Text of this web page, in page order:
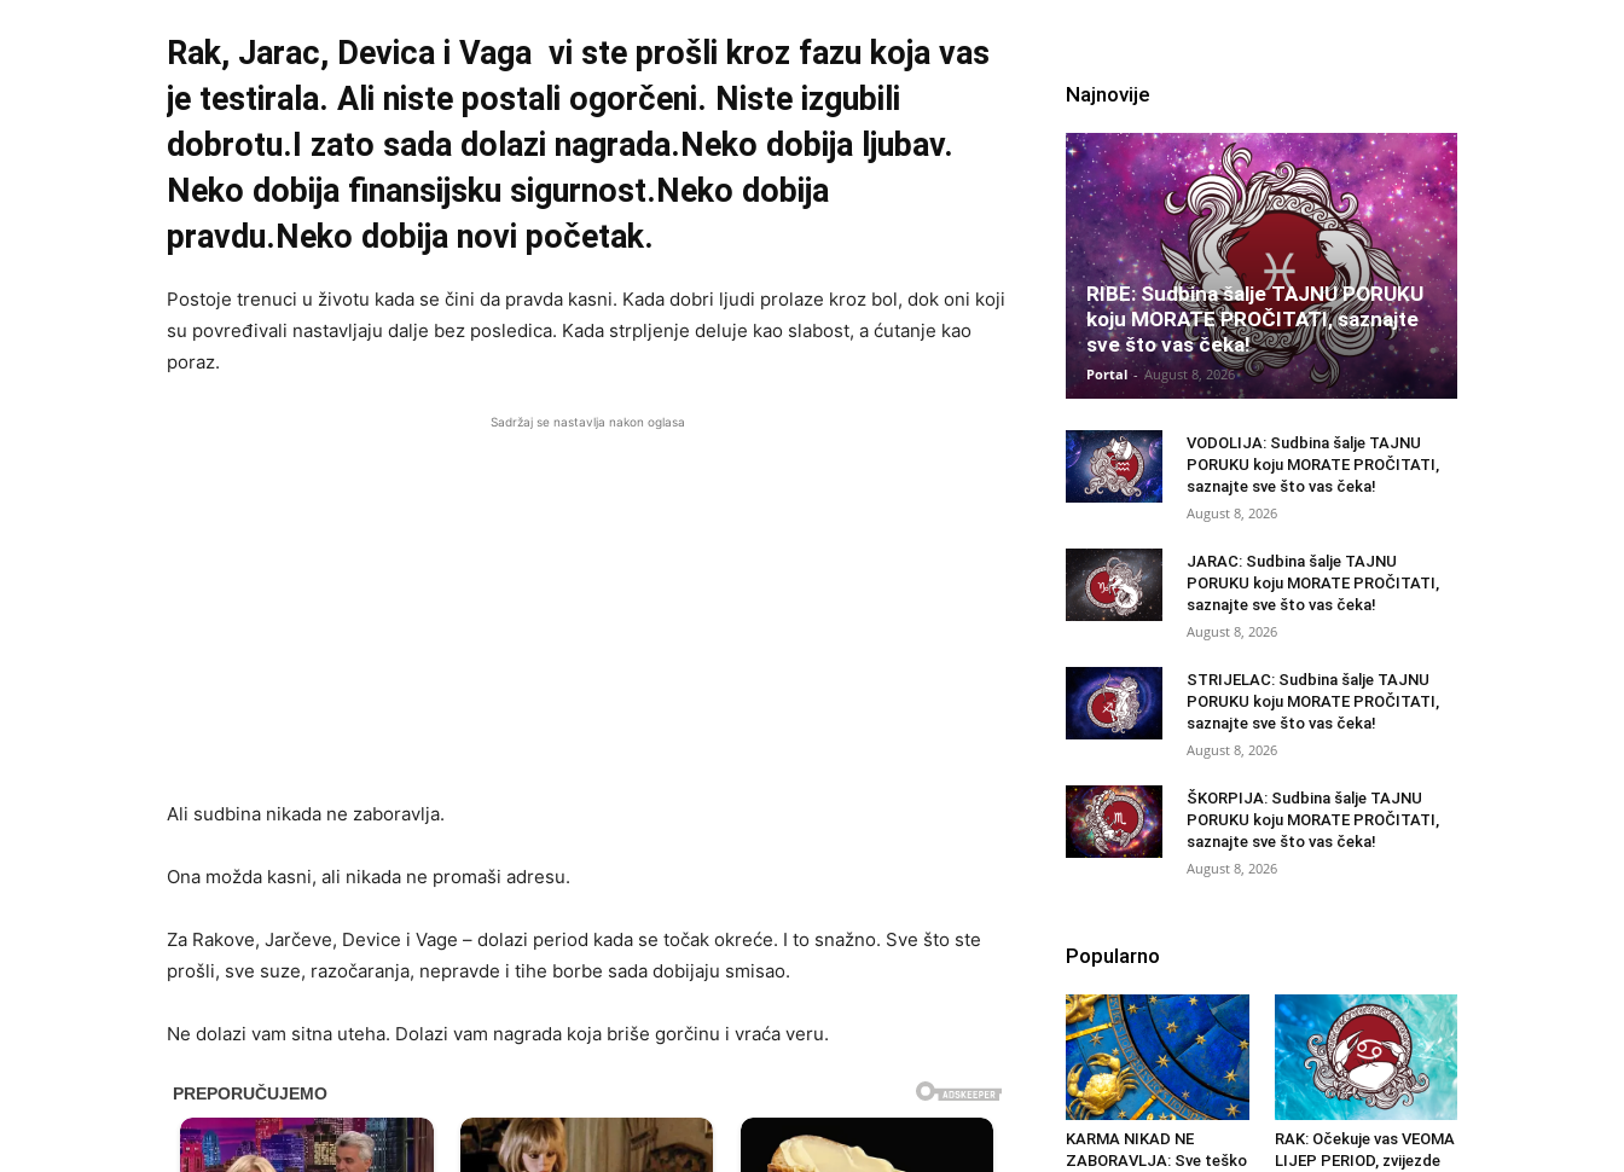
Rak, Jarac, Devica i Vaga vi ste prošli kroz fazu koja vas
je testirala. Ali niste postali ogorčeni. Niste izgubili
dobrotu.I zato sada dolazi nagrada.Neko dobija ljubav.
Neko dobija finansijsku sigurnost.Neko dobija
pravdu.Neko dobija novi početak.
Postoje trenuci u životu kada se čini da pravda kasni. Kada dobri ljudi prolaze kroz bol, dok oni koji
su povređivali nastavljaju dalje bez posledica. Kada strpljenje deluje kao slabost, a ćutanje kao
poraz.
Sadržaj se nastavlja nakon oglasa
Ali sudbina nikada ne zaboravlja.
Ona možda kasni, ali nikada ne promaši adresu.
Za Rakove, Jarčeve, Device i Vage – dolazi period kada se točak okreće. I to snažno. Sve što ste
prošli, sve suze, razočaranja, nepravde i tihe borbe sada dobijaju smisao.
Ne dolazi vam sitna uteha. Dolazi vam nagrada koja briše gorčinu i vraća veru.
Najnovije
RIBE: Sudbina šalje TAJNU PORUKU
koju MORATE PROČITATI, saznajte
sve što vas čeka!
Portal - August 8, 2026
VODOLIJA: Sudbina šalje TAJNU
PORUKU koju MORATE PROČITATI,
saznajte sve što vas čeka!
August 8, 2026
JARAC: Sudbina šalje TAJNU
PORUKU koju MORATE PROČITATI,
saznajte sve što vas čeka!
August 8, 2026
STRIJELAC: Sudbina šalje TAJNU
PORUKU koju MORATE PROČITATI,
saznajte sve što vas čeka!
August 8, 2026
ŠKORPIJA: Sudbina šalje TAJNU
PORUKU koju MORATE PROČITATI,
saznajte sve što vas čeka!
August 8, 2026
Popularno
KARMA NIKAD NE
ZABORAVLJA: Sve teško
RAK: Očekuje vas VEOMA
LIJEP PERIOD, zvijezde